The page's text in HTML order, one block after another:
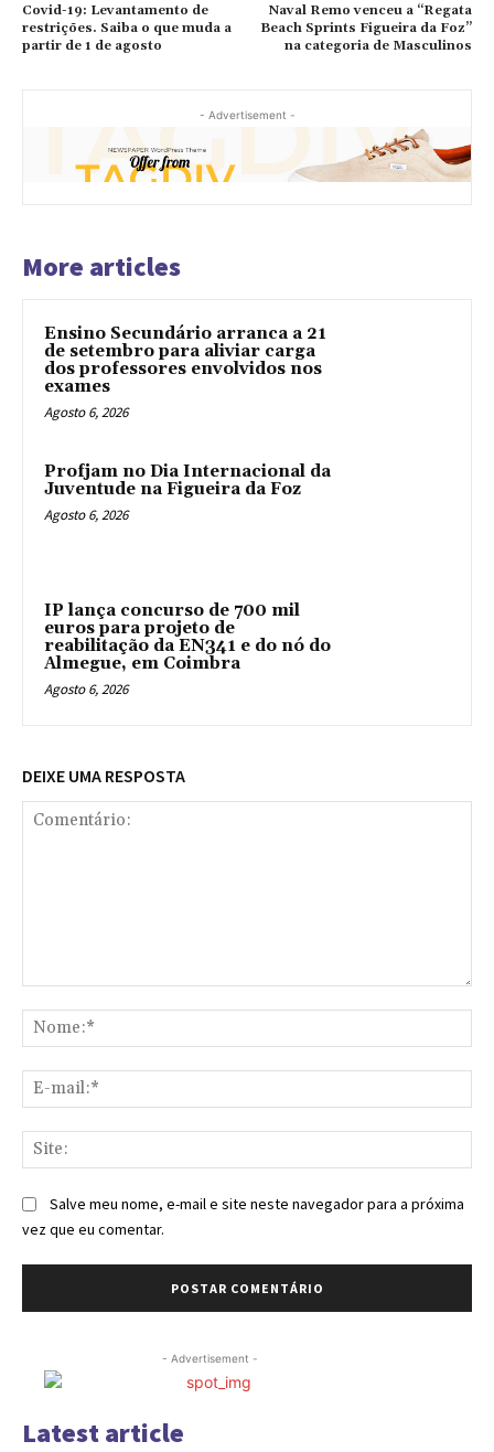
Covid-19: Levantamento de
restrições. Saiba o que muda a
partir de 1 de agosto
Naval Remo venceu a “Regata
Beach Sprints Figueira da Foz”
na categoria de Masculinos
- Advertisement -
More articles
Ensino Secundário arranca a 21
de setembro para aliviar carga
dos professores envolvidos nos
exames
Agosto 6, 2026
Profjam no Dia Internacional da
Juventude na Figueira da Foz
Agosto 6, 2026
IP lança concurso de 700 mil
euros para projeto de
reabilitação da EN341 e do nó do
Almegue, em Coimbra
Agosto 6, 2026
DEIXE UMA RESPOSTA
Salve meu nome, e-mail e site neste navegador para a próxima
vez que eu comentar.
- Advertisement -
Latest article